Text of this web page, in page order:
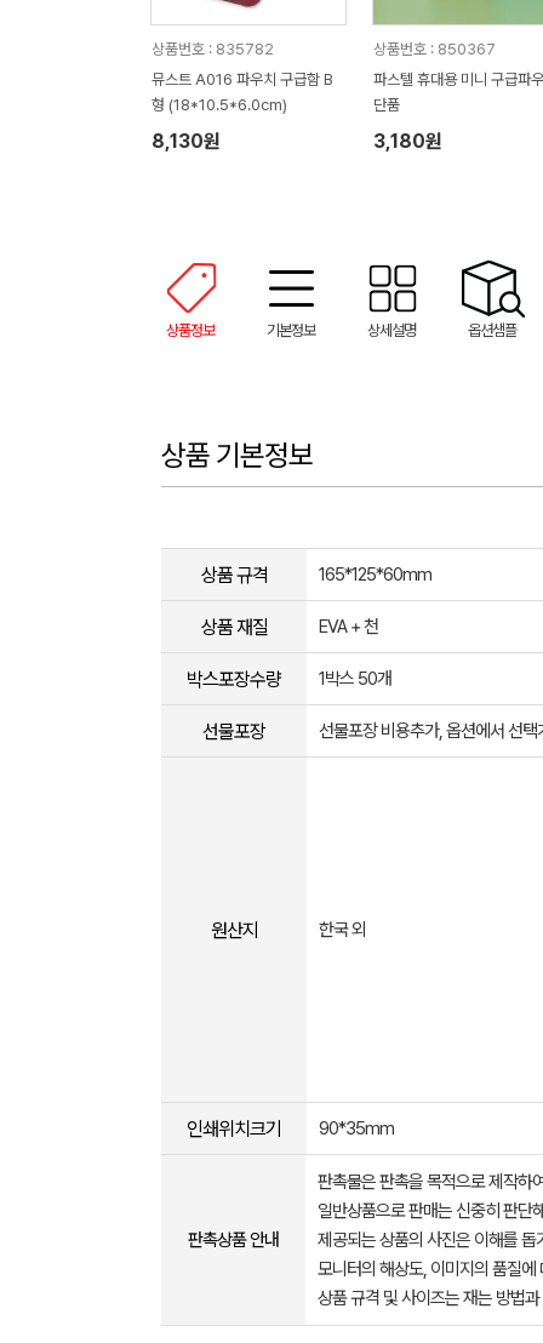
상품번호 : 835782
뮤스트 A016 파우치 구급함 B
형 (18*10.5*6.0cm)
8,130원
상품번호 : 850367
파스텔 휴대용 미니 구급파
단품
3,180원
상품정보 기본정보 상세설명 옵션샘플
상품 기본정보
상품 규격 165*125*60mm
상품 재질 EVA + 천
박스포장수량 1박스 50개
선물포장 선물포장 비용추가, 옵션에서 선택
원산지 한국 외
인쇄위치크기 90*35mm
판촉상품 안내
판촉물은 판촉을 목적으로 제작하
일반상품으로 판매는 신중히 판단
제공되는 상품의 사진은 이해를
모니터의 해상도, 이미지의 품질
상품 규격 및 사이즈는 재는 방법